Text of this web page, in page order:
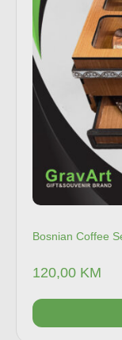
Bosnian Coffee
120,00 KM